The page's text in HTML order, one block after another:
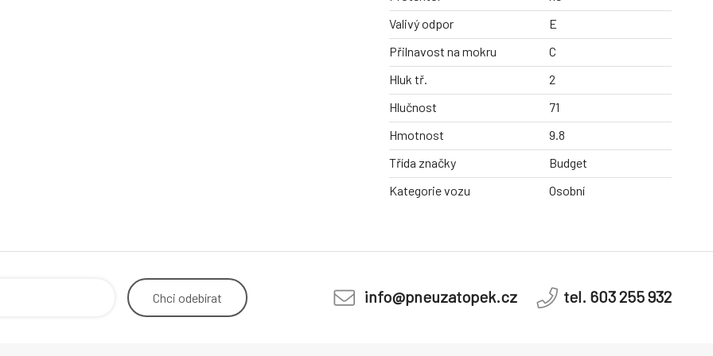
Valivý odpor
E
Přilnavost na mokru
C
Hluk tř.
2
Hlučnost
71
Hmotnost
9.8
Třída značky
Budget
Kategorie vozu
Osobní
Chci odebírat info@pneuzatopek.cz tel. 603 255 932